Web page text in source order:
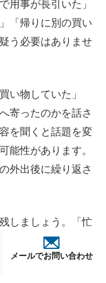
用事が長引いた」
「帰りに別の買い
う必要はありませ
い物していた」
寄ったのかを話さ
を聞くと話題を変
能性があります。
外出後に繰り返さ
しましょう。「忙
長引いた」など、
出理由、帰宅時
メールでお問い合わせ